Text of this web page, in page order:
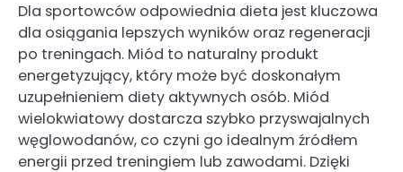
Dla sportowców odpowiednia dieta jest kluczowa
dla osiągania lepszych wyników oraz regeneracji
po treningach. Miód to naturalny produkt
energetyzujący, który może być doskonałym
uzupełnieniem diety aktywnych osób. Miód
wielokwiatowy dostarcza szybko przyswajalnych
węglowodanów, co czyni go idealnym źródłem
energii przed treningiem lub zawodami. Dzięki